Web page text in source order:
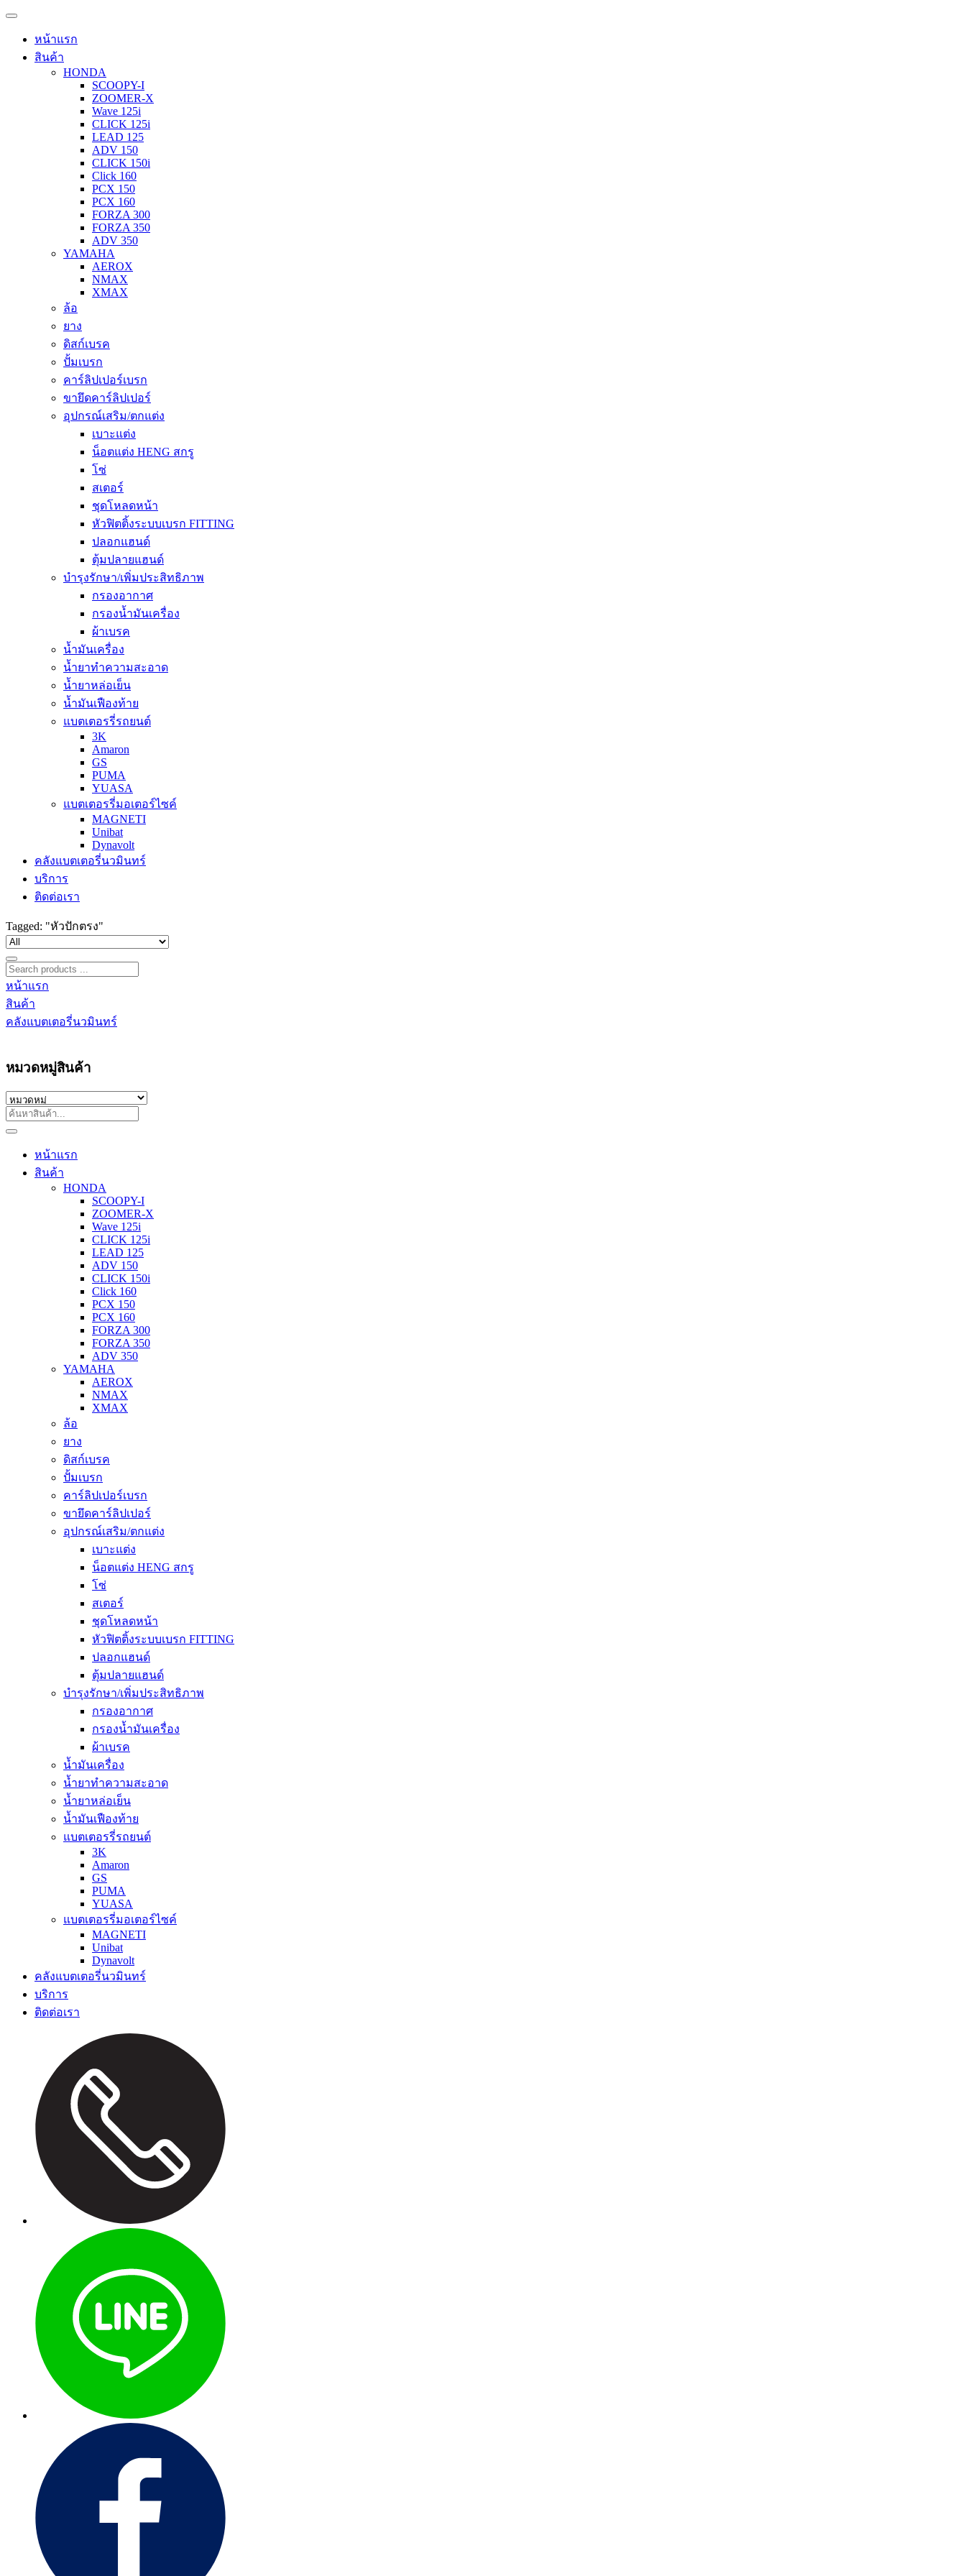
หน้าแรก
สินค้า
HONDA
SCOOPY-I
ZOOMER-X
Wave 125i
CLICK 125i
LEAD 125
ADV 150
CLICK 150i
Click 160
PCX 150
PCX 160
FORZA 300
FORZA 350
ADV 350
YAMAHA
AEROX
NMAX
XMAX
ล้อ
ยาง
ดิสก์เบรค
ปั้มเบรก
คาร์ลิปเปอร์เบรก
ขายึดคาร์ลิปเปอร์
อุปกรณ์เสริม/ตกแต่ง
เบาะแต่ง
น็อตแต่ง HENG สกรู
โซ่
สเตอร์
ชุดโหลดหน้า
หัวฟิตติ้งระบบเบรก FITTING
ปลอกแฮนด์
ตุ้มปลายแฮนด์
บำรุงรักษา/เพิ่มประสิทธิภาพ
กรองอากาศ
กรองน้ำมันเครื่อง
ผ้าเบรค
น้ำมันเครื่อง
น้ำยาทำความสะอาด
น้ำยาหล่อเย็น
น้ำมันเฟืองท้าย
แบตเตอรรี่รถยนต์
3K
Amaron
GS
PUMA
YUASA
แบตเตอรรี่มอเตอร์ไซค์
MAGNETI
Unibat
Dynavolt
คลังแบตเตอรี่นวมินทร์
บริการ
ติดต่อเรา
Tagged: "หัวปักตรง"
หน้าแรก
สินค้า
คลังแบตเตอรี่นวมินทร์
หมวดหมู่สินค้า
หน้าแรก
สินค้า
HONDA
SCOOPY-I
ZOOMER-X
Wave 125i
CLICK 125i
LEAD 125
ADV 150
CLICK 150i
Click 160
PCX 150
PCX 160
FORZA 300
FORZA 350
ADV 350
YAMAHA
AEROX
NMAX
XMAX
ล้อ
ยาง
ดิสก์เบรค
ปั้มเบรก
คาร์ลิปเปอร์เบรก
ขายึดคาร์ลิปเปอร์
อุปกรณ์เสริม/ตกแต่ง
เบาะแต่ง
น็อตแต่ง HENG สกรู
โซ่
สเตอร์
ชุดโหลดหน้า
หัวฟิตติ้งระบบเบรก FITTING
ปลอกแฮนด์
ตุ้มปลายแฮนด์
บำรุงรักษา/เพิ่มประสิทธิภาพ
กรองอากาศ
กรองน้ำมันเครื่อง
ผ้าเบรค
น้ำมันเครื่อง
น้ำยาทำความสะอาด
น้ำยาหล่อเย็น
น้ำมันเฟืองท้าย
แบตเตอรรี่รถยนต์
3K
Amaron
GS
PUMA
YUASA
แบตเตอรรี่มอเตอร์ไซค์
MAGNETI
Unibat
Dynavolt
คลังแบตเตอรี่นวมินทร์
บริการ
ติดต่อเรา